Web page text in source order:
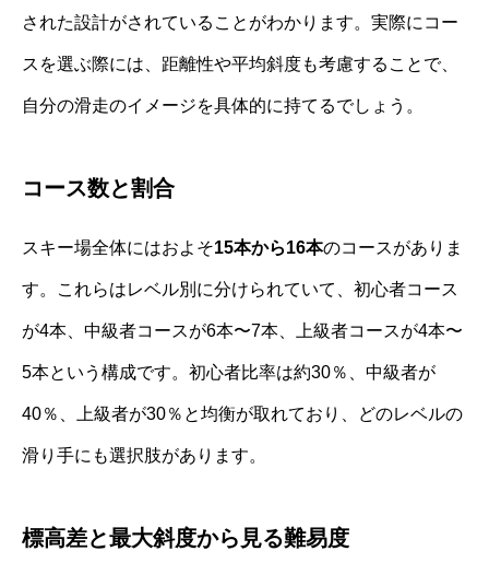
された設計がされていることがわかります。実際にコー
スを選ぶ際には、距離性や平均斜度も考慮することで、
自分の滑走のイメージを具体的に持てるでしょう。
コース数と割合
スキー場全体にはおよそ15本から16本のコースがありま
す。これらはレベル別に分けられていて、初心者コース
が4本、中級者コースが6本〜7本、上級者コースが4本〜
5本という構成です。初心者比率は約30％、中級者が
40％、上級者が30％と均衡が取れており、どのレベルの
滑り手にも選択肢があります。
標高差と最大斜度から見る難易度